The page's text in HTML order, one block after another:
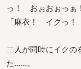
っ！ おぉおぉっぁ
「麻衣！ イクっ！
二人が同時にイクの
た……。